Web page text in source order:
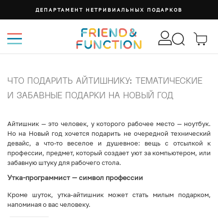
ДЕПАРТАМЕНТ НЕТРИВИАЛЬНЫХ ПОДАРКОВ
ЧТО ПОДАРИТЬ АЙТИШНИКУ: ТЕМАТИЧЕСКИЕ
И ЗАБАВНЫЕ ПОДАРКИ НА НОВЫЙ ГОД
Айтишник — это человек, у которого рабочее место — ноутбук.
Но на Новый год хочется подарить не очередной технический
девайс, а что-то веселое и душевное: вещь с отсылкой к
профессии, предмет, который создает уют за компьютером, или
забавную штуку для рабочего стола.
Утка-программист — символ профессии
Кроме шуток, утка-айтишник может стать милым подарком,
напоминая о вас человеку.